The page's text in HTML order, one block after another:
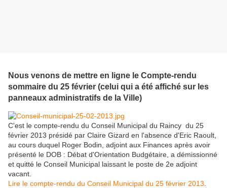
Nous venons de mettre en ligne le Compte-rendu
sommaire du 25 février (celui qui a été affiché sur les
panneaux administratifs de la Ville)
C'est le compte-rendu du Conseil Municipal du Raincy du 25
février 2013 présidé par Claire Gizard en l'absence d'Eric Raoult,
au cours duquel Roger Bodin, adjoint aux Finances après avoir
présenté le DOB : Débat d'Orientation Budgétaire, a démissionné
et quitté le Conseil Municipal laissant le poste de 2e adjoint
vacant.
Lire le compte-rendu du Conseil Municipal du 25 février 2013